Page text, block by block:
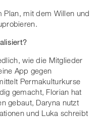
Plan, mit dem Willen und
wie die Mitglieder
App gegen
Permakulturkurse
gemacht, Florian hat
gebaut, Daryna nutzt
und Luka schreibt